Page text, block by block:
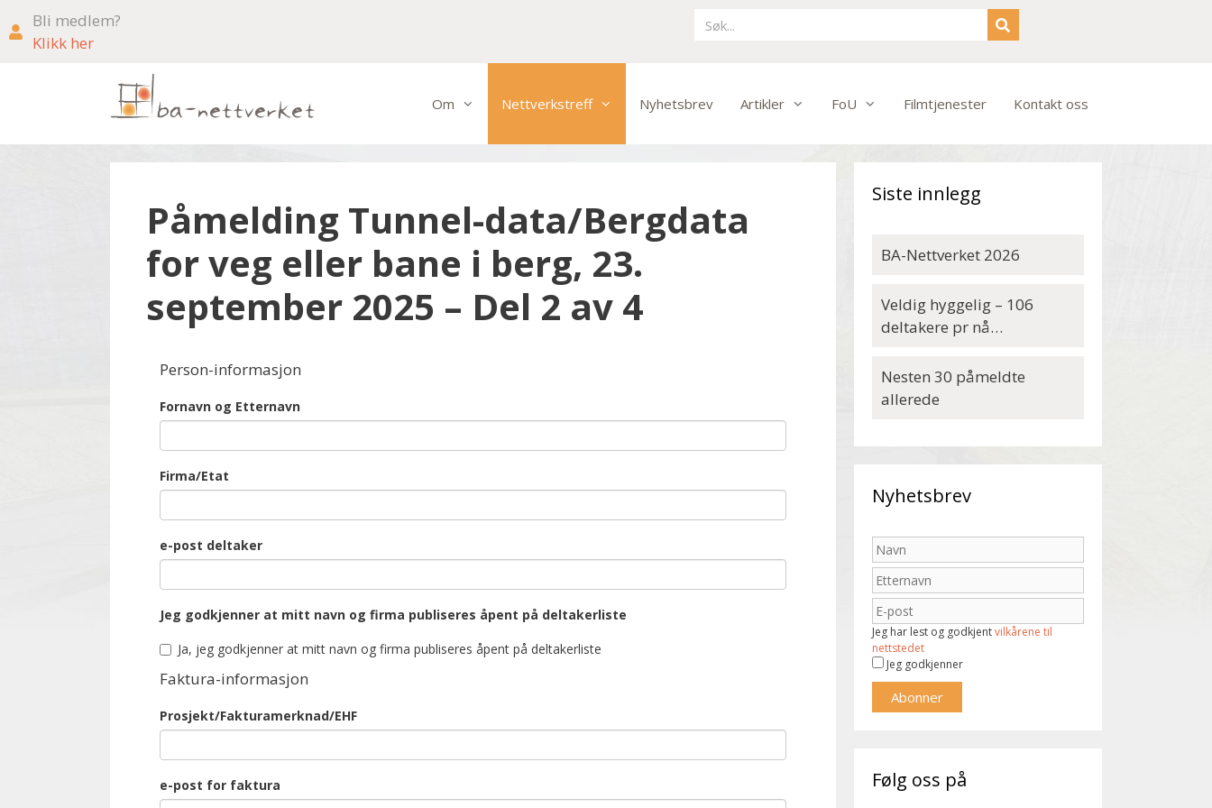
Bli medlem?
Klikk her
Om Nettverkstreff Nyhetsbrev Artikler FoU Filmtjenester Kontakt oss
Påmelding Tunnel-data/Bergdata
for veg eller bane i berg, 23.
september 2025 – Del 2 av 4
Person-informasjon
Fornavn og Etternavn
Firma/Etat
e-post deltaker
Jeg godkjenner at mitt navn og firma publiseres åpent på deltakerliste
Ja, jeg godkjenner at mitt navn og firma publiseres åpent på deltakerliste
Faktura-informasjon
Prosjekt/Fakturamerknad/EHF
e-post for faktura
Siste innlegg
BA-Nettverket 2026
Veldig hyggelig – 106
deltakere pr nå…
Nesten 30 påmeldte
allerede
Nyhetsbrev
Jeg har lest og godkjentvilkårene til
nettstedet
Jeg godkjenner
Følg oss på